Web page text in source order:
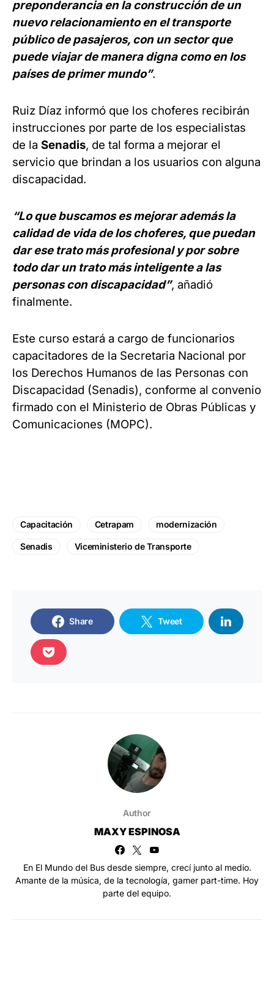
preponderancia en la construcción de un
nuevo relacionamiento en el transporte
público de pasajeros, con un sector que
puede viajar de manera digna como en los
países de primer mundo”.
Ruiz Díaz informó que los choferes recibirán
instrucciones por parte de los especialistas
de la Senadis, de tal forma a mejorar el
servicio que brindan a los usuarios con alguna
discapacidad.
“Lo que buscamos es mejorar además la
calidad de vida de los choferes, que puedan
dar ese trato más profesional y por sobre
todo dar un trato más inteligente a las
personas con discapacidad”, añadió
finalmente.
Este curso estará a cargo de funcionarios
capacitadores de la Secretaria Nacional por
los Derechos Humanos de las Personas con
Discapacidad (Senadis), conforme al convenio
firmado con el Ministerio de Obras Públicas y
Comunicaciones (MOPC).
Capacitación Cetrapam modernización
Senadis Viceministerio de Transporte
Share Tweet
Author
MAXY ESPINOSA
En El Mundo del Bus desde siempre, crecí junto al medio.
Amante de la música, de la tecnología, gamer part-time. Hoy
parte del equipo.